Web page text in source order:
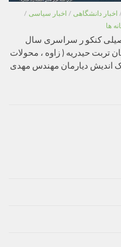
/ اخبار دانشگاهی / اخبار سیاسی /
ها
کنکو ر سراسری سال
تربت حیدریه ( زاوه ، محولات
اندیش دیارمان مهندس مهدی